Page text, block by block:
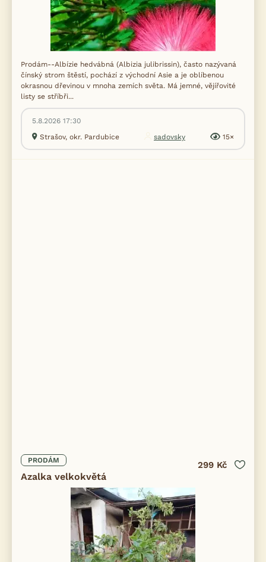
Prodám--Albízie hedvábná (Albizia julibrissin), často nazývaná
čínský strom štěstí, pochází z východní Asie a je oblíbenou
okrasnou dřevinou v mnoha zemích světa. Má jemné, vějířovité
listy se stříbři...
5.8.2026 17:30
Strašov, okr. Pardubice
sadovsky 15×
PRODÁM
Azalka velkokvětá
299 Kč